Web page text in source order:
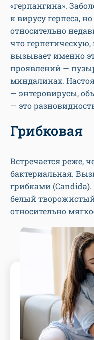
«герпангина».
к вирусу герпеса,
относительно
что герпетическую,
вызывает именно
проявлений —
миндалинах.
— энтеровирусы,
— это
Грибковая
Встречается реже,
бактериальная.
грибками
белый творожистый
относительно